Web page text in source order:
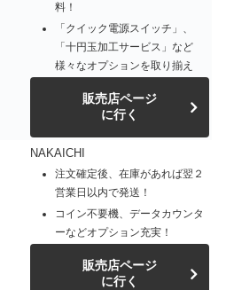
料！
「クイック電源スイッチ」、
「十円玉加工サービス」など
様々なオプションを取り揃え
販売店ページ
に行く
NAKAICHI
注文確定後、在庫があれば翌２
営業日以内で発送！
コイン不要機、データカウンタ
ーなどオプション充実！
販売店ページ
に行く